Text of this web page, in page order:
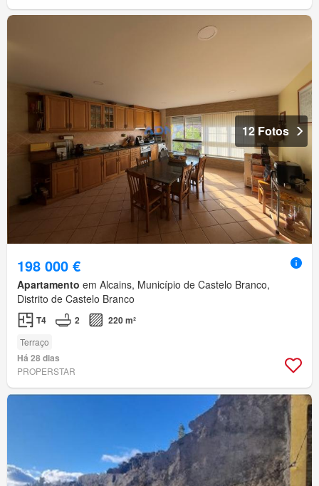
12 Fotos
198 000 €
Apartamento em Alcains, Município de Castelo Branco,
Distrito de Castelo Branco
T4 2 220 m²
Terraço
Há 28 dias
PROPERSTAR